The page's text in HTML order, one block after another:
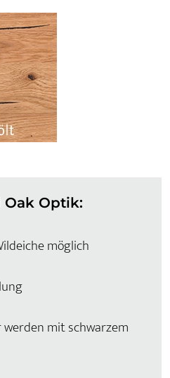
Oak Optik:
möglich
mit schwarzem